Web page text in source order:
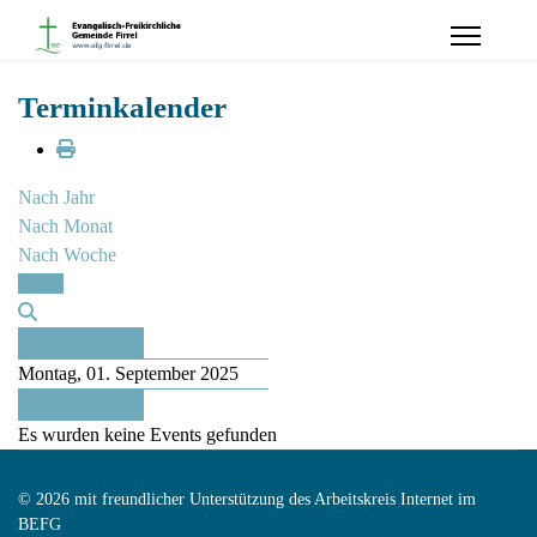
Terminkalender
Nach Jahr
Nach Monat
Nach Woche
Montag, 01. September 2025
Es wurden keine Events gefunden
© 2026 mit freundlicher Unterstützung des Arbeitskreis Internet im
BEFG